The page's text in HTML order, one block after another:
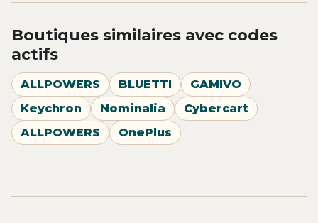
Boutiques similaires avec codes
actifs
ALLPOWERS BLUETTI
GAMIVO
Keychron
Nominalia
Cybercart
ALLPOWERS
OnePlus